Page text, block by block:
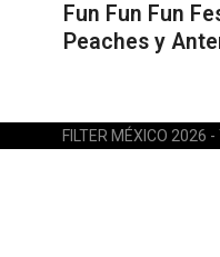
Fun Fun Fun
Peaches y
FILTER MÉXICO